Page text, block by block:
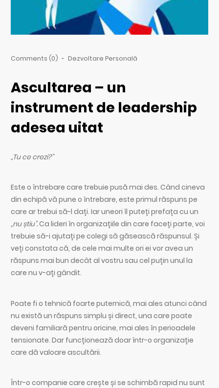
Comments (0) - Dezvoltare Personală
Ascultarea – un
instrument de leadership
adesea uitat
„Tu ce crezi?”
Este o întrebare care trebuie pusă mai des. Când cineva
din echipă vă pune o întrebare, este primul răspuns pe
care ar trebui să-l dați. Iar uneori îl puteți prefața cu un
„nu știu”.Ca lideri în organizațiile din care faceți parte, voi
trebuie să-i ajutați pe colegi să găsească răspunsul. Și
veți constata că, de cele mai multe ori ei vor avea un
răspuns mai bun decât al vostru sau cel puțin unul la
care nu v-ați gândit.
Poate fi o tehnică foarte puternică, mai ales atunci când
nu există un răspuns simplu și direct, una care poate
deveni familiară pentru oricine, mai ales în perioadele
tensionate. Dar funcționează doar într-o organizație
care dă valoare ascultării.
Într-o companie care crește și se schimbă rapid nu sunt